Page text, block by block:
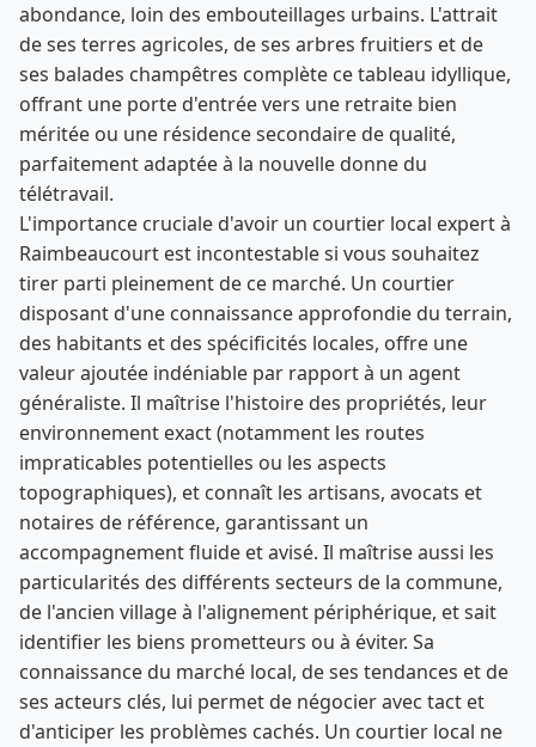
abondance, loin des embouteillages urbains. L'attrait
de ses terres agricoles, de ses arbres fruitiers et de
ses balades champêtres complète ce tableau idyllique,
offrant une porte d'entrée vers une retraite bien
méritée ou une résidence secondaire de qualité,
parfaitement adaptée à la nouvelle donne du
télétravail.
L'importance cruciale d'avoir un courtier local expert à
Raimbeaucourt est incontestable si vous souhaitez
tirer parti pleinement de ce marché. Un courtier
disposant d'une connaissance approfondie du terrain,
des habitants et des spécificités locales, offre une
valeur ajoutée indéniable par rapport à un agent
généraliste. Il maîtrise l'histoire des propriétés, leur
environnement exact (notamment les routes
impraticables potentielles ou les aspects
topographiques), et connaît les artisans, avocats et
notaires de référence, garantissant un
accompagnement fluide et avisé. Il maîtrise aussi les
particularités des différents secteurs de la commune,
de l'ancien village à l'alignement périphérique, et sait
identifier les biens prometteurs ou à éviter. Sa
connaissance du marché local, de ses tendances et de
ses acteurs clés, lui permet de négocier avec tact et
d'anticiper les problèmes cachés. Un courtier local ne